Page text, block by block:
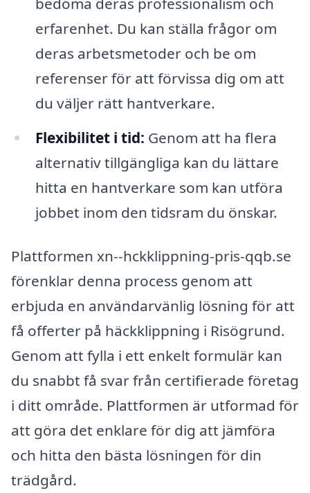
erfarenhet. Du kan ställa frågor om
deras arbetsmetoder och be om
referenser för att förvissa dig om att
du väljer rätt hantverkare.
Flexibilitet i tid: Genom att ha flera
alternativ tillgängliga kan du lättare
hitta en hantverkare som kan utföra
jobbet inom den tidsram du önskar.
Plattformen xn--hckklippning-pris-qqb.se
förenklar denna process genom att
erbjuda en användarvänlig lösning för att
få offerter på häckklippning i Risögrund.
Genom att fylla i ett enkelt formulär kan
du snabbt få svar från certifierade företag
i ditt område. Plattformen är utformad för
att göra det enklare för dig att jämföra
och hitta den bästa lösningen för din
trädgård.